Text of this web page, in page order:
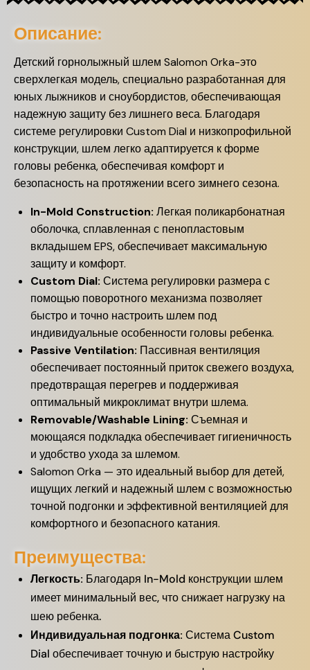
Описание:
Детский горнолыжный шлем Salomon Orka-это
сверхлегкая модель, специально разработанная для
юных лыжников и сноубордистов, обеспечивающая
надежную защиту без лишнего веса. Благодаря
системе регулировки Custom Dial и низкопрофильной
конструкции, шлем легко адаптируется к форме
головы ребенка, обеспечивая комфорт и
безопасность на протяжении всего зимнего сезона.
In-Mold Construction: Легкая поликарбонатная
оболочка, сплавленная с пенопластовым
вкладышем EPS, обеспечивает максимальную
защиту и комфорт.
Custom Dial: Система регулировки размера с
помощью поворотного механизма позволяет
быстро и точно настроить шлем под
индивидуальные особенности головы ребенка.
Passive Ventilation: Пассивная вентиляция
обеспечивает постоянный приток свежего воздуха,
предотвращая перегрев и поддерживая
оптимальный микроклимат внутри шлема.
Removable/Washable Lining: Съемная и
моющаяся подкладка обеспечивает гигиеничность
и удобство ухода за шлемом.
Salomon Orka — это идеальный выбор для детей,
ищущих легкий и надежный шлем с возможностью
точной подгонки и эффективной вентиляцией для
комфортного и безопасного катания.
Преимущества:
Легкость: Благодаря In-Mold конструкции шлем
имеет минимальный вес, что снижает нагрузку на
шею ребенка.
Индивидуальная подгонка: Система Custom
Dial обеспечивает точную и быструю настройку